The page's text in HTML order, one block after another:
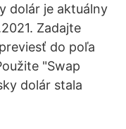
dolár je aktuálny
Zadajte
do poľa
"Swap
dolár stala